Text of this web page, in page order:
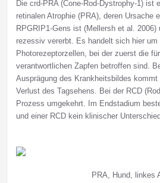
Die crd-PRA (Cone-Rod-Dystrophy-1) ist
retinalen Atrophie (PRA), deren Ursache
RPGRIP1-Gens ist (Mellersh et al.
rezessiv vererbt. Es handelt sich hier um
Photorezeptorzellen, bei der zuerst die
verantwortlichen Zapfen betroffen sind.
Ausprägung des Krankheitsbildes
Verlust des Tagsehens. Bei der RCD
Prozess umgekehrt. Im Endstadium
und einer RCD kein klinischer
PRA, Hund, linkes